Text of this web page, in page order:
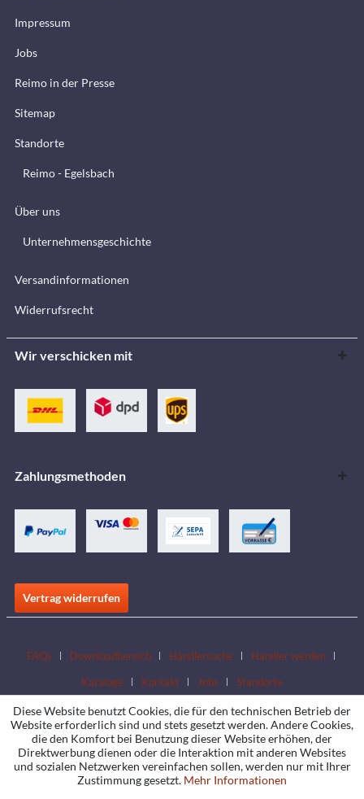
Impressum
Jobs
Reimo in der Presse
Sitemap
Standorte
Reimo - Egelsbach
Über uns
Unternehmensgeschichte
Versandinformationen
Widerrufsrecht
Wir verschicken mit
Zahlungsmethoden
Vertrag widerrufen
FAQs Downloadbereich Händlersuche
Händler werden
Kataloge
Kontakt Jobs Standorte
Diese Website benutzt Cookies, die für den technischen Betrieb der
Website erforderlich sind und stets gesetzt werden. Andere Cookies,
die den Komfort bei Benutzung dieser Website erhöhen, der
Direktwerbung dienen oder die Interaktion mit anderen Websites
und sozialen Netzwerken vereinfachen sollen, werden nur mit Ihrer
Zustimmung gesetzt. Mehr Informationen